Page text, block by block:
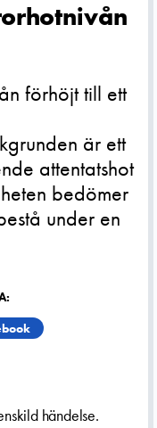
förhöjt till ett
är ett
attentatshot
bedömer
under en
händelse.